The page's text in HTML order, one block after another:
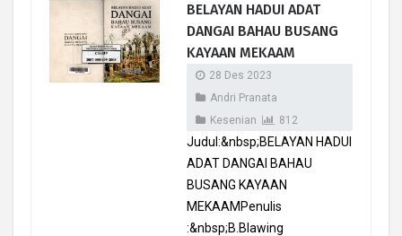
BELAYAN HADUI ADAT
DANGAI BAHAU BUSANG
KAYAAN MEKAAM
28 Des 2023
Andri Pranata
Kesenian
812
Judul:&nbsp;BELAYAN HADUI
ADAT DANGAI BAHAU
BUSANG KAYAAN
MEKAAMPenulis
:&nbsp;B.Blawing